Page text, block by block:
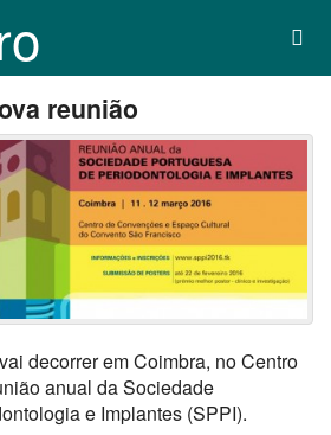
reunião
decorrer em Coimbra, no Centro
anual da Sociedade
e Implantes (SPPI).